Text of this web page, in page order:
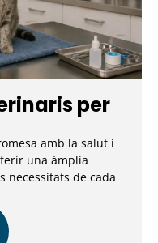
per
amb la salut i
una àmplia
necessitats de cada